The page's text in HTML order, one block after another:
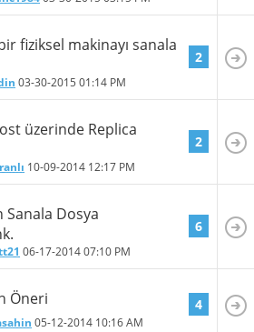
fiziksel makinayı sanala
03-30-2015 01:14 PM
2
üzerinde Replica
10-09-2014 12:17 PM
2
Sanala Dosya
06-17-201407:10 PM
6
Öneri
05-12-2014 10:16 AM
4